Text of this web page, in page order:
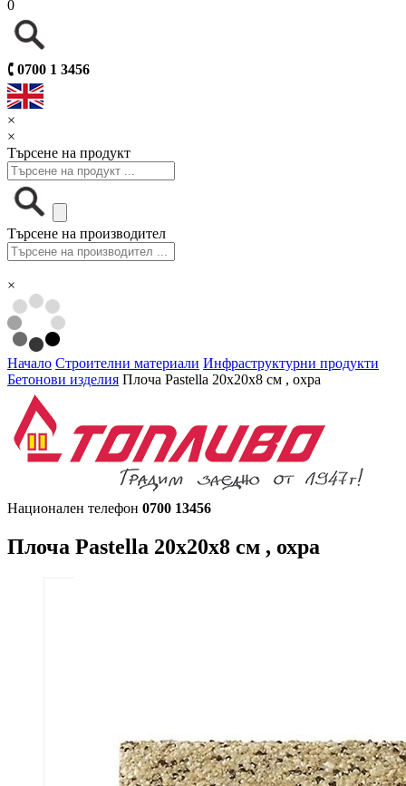
0
🕻 0700 1 3456
×
×
Търсене на продукт
Търсене на производител
×
Начало Строителни материали Инфраструктурни продукти
Бетонови изделия Плоча Pastella 20х20х8 см , охра
Национален телефон 0700 13456
Плоча Pastella 20х20х8 см , охра